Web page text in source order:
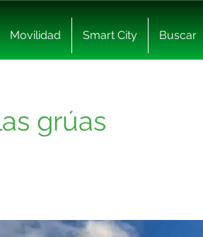
Movilidad Smart City Buscar
grúas